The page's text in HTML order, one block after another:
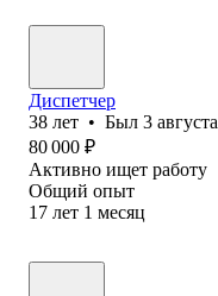
Диспетчер
38 лет • Был 3 августа
80 000 ₽
Активно ищет работу
Общий опыт
17 лет 1 месяц